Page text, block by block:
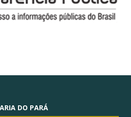
DO PARÁ